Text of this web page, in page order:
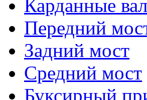
Карданные
Передний
Задний мост
Средний мост
Буксирный